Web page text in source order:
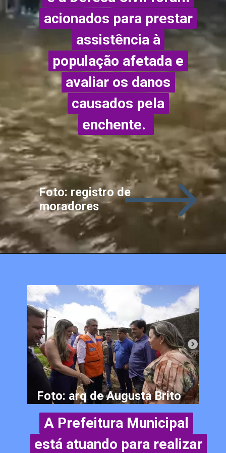
acionados para prestar
assistência à
população afetada e
avaliar os danos
causados pela
enchente.
acionados para prestar
assistência à
população afetada e
avaliar os danos
causados pela
enchente.
Foto: registro de
moradores
A Prefeitura Municipal
está atuando para realizar
A Prefeitura Municipal
está atuando para realizar
Foto: arq de Augusta Brito